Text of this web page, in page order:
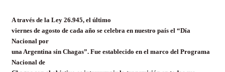
A través de la Ley 26.945, el último
viernes de agosto de cada año se celebra en nuestro país el “Día
Nacional por
una Argentina sin Chagas”. Fue establecido en el marco del Programa
Nacional de